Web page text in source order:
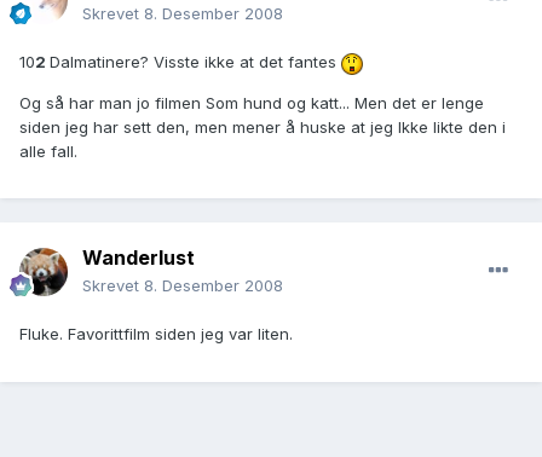
Skrevet 8. Desember 2008
102 Dalmatinere? Visste ikke at det fantes
Og så har man jo filmen Som hund og katt... Men det er lenge
siden jeg har sett den, men mener å huske at jeg Ikke likte den i
alle fall.
Wanderlust
Skrevet 8. Desember 2008
Fluke. Favorittfilm siden jeg var liten.